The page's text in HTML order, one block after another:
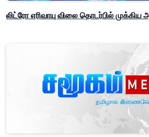
லிட்ரோ எரிவாயு விலை தொடர்பில் முக்கிய